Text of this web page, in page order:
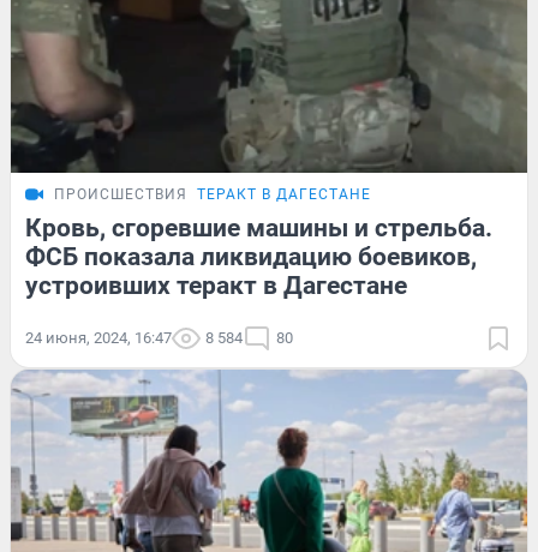
ПРОИСШЕСТВИЯ ТЕРАКТ В ДАГЕСТАНЕ
Кровь, сгоревшие машины и стрельба.
ФСБ показала ликвидацию боевиков,
устроивших теракт в Дагестане
24 июня, 2024, 16:47 8 584 80